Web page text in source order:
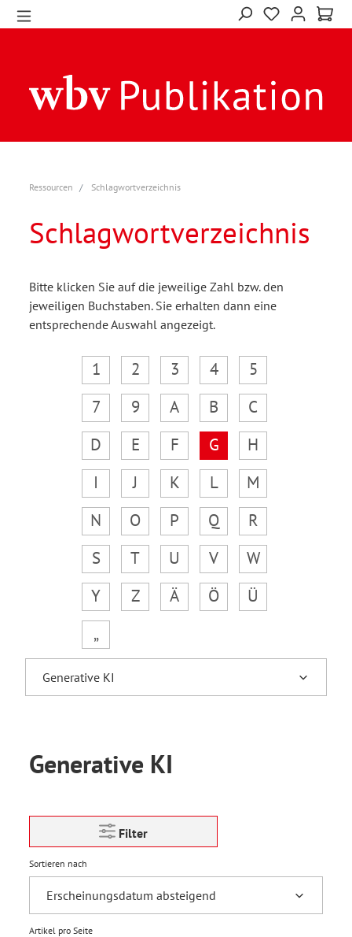
Ressourcen Schlagwortverzeichnis
Schlagwortverzeichnis
Bitte klicken Sie auf die jeweilige Zahl bzw. den
jeweiligen Buchstaben. Sie erhalten dann eine
entsprechende Auswahl angezeigt.
1 2 3 4
5
7
9 A B
C
D
E F G
H
I
J K L
M
N
O P Q
R
S
T U V
W
Y
Z Ä Ö
Ü
„
Generative KI
Filter
Sortieren nach
Artikel pro Seite